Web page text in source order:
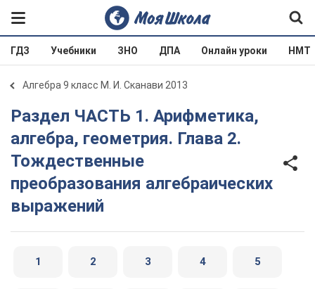
ГДЗ Учебники ЗНО ДПА Онлайн уроки НМТ
Алгебра 9 класс М. И. Сканави 2013
Раздел ЧАСТЬ 1. Арифметика,
алгебра, геометрия. Глава 2.
Тождественные
преобразования алгебраических
выражений
1 2 3 4 5